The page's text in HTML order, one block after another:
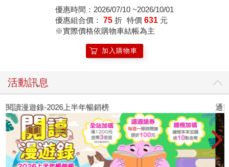
優惠時間：2026/07/10 ~2026/10/01
優惠組合價： 75 折 特價 631 元
※實際價格依購物車結帳為主
加入購物車
活動訊息
閱讀漫遊錄-2026上半年暢銷榜 通